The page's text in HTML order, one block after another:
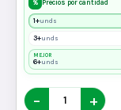
% Precios por cantidad
1+unds
3+unds
MEJOR
6+unds
− +